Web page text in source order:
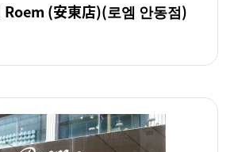
(安東店)(로엠 안동점)